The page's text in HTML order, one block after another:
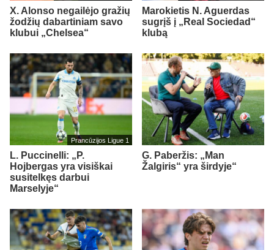
X. Alonso negailėjo gražių
žodžių dabartiniam savo
klubui „Chelsea“
Marokietis N. Aguerdas
sugrįš į „Real Sociedad“
klubą
Prancūzijos Ligue 1
L. Puccinelli: „P.
Hojbergas yra visiškai
susitelkęs darbui
Marselyje“
G. Paberžis: „Man
Žalgiris“ yra širdyje“